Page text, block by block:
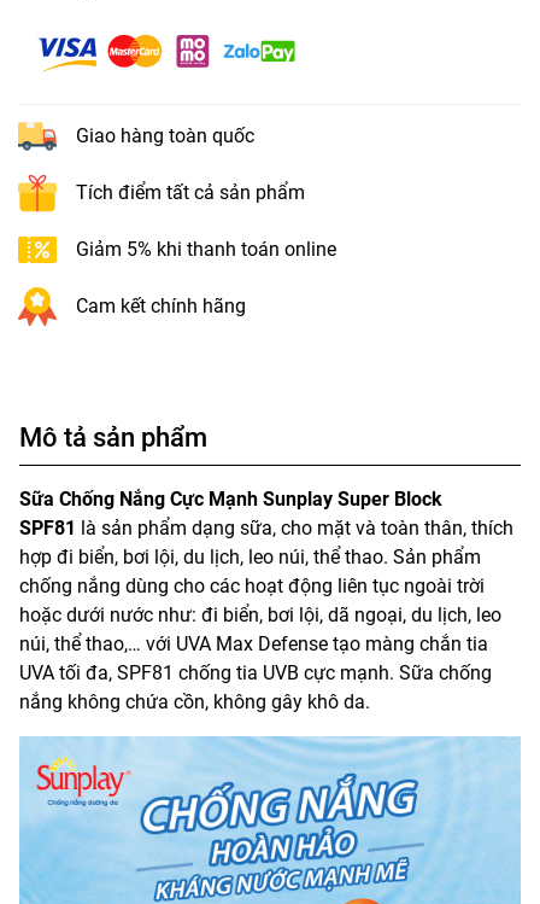
Giao hàng toàn quốc
Tích điểm tất cả sản phẩm
Giảm 5% khi thanh toán online
Cam kết chính hãng
Mô tả sản phẩm
Sữa Chống Nắng Cực Mạnh Sunplay Super Block
SPF81
là sản phẩm dạng sữa, cho mặt và toàn thân, thích
hợp đi biển, bơi lội, du lịch, leo núi, thể thao. Sản phẩm
chống nắng dùng cho các hoạt động liên tục ngoài trời
hoặc dưới nước như: đi biển, bơi lội, dã ngoại, du lịch, leo
núi, thể thao,… với UVA Max Defense tạo màng chắn tia
UVA tối đa, SPF81 chống tia UVB cực mạnh. Sữa chống
nắng không chứa cồn, không gây khô da.